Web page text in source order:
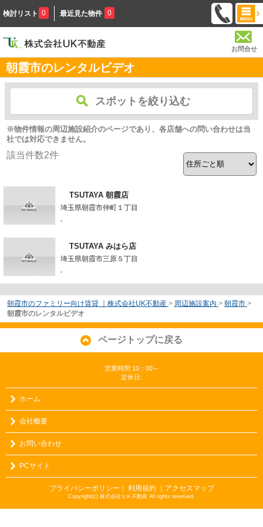
検討リスト 0 最近見た物件 0
お問合せ
朝霞市のレンタルビデオ
スポットを絞り込む
※物件情報の周辺施設紹介のページであり、各店舗への問い合わせは当
社では対応できません。
該当件数2件
TSUTAYA 朝霞店
埼玉県朝霞市仲町１丁目
-
TSUTAYA みはら店
埼玉県朝霞市三原５丁目
-
朝霞市のファミリー向け賃貸 ｜株式会社UK不動産 > 周辺施設案内 > 朝霞市 >
朝霞市のレンタルビデオ
ページトップに戻る
営業時間:10：00～
定休日:
ホーム
会社概要
お問い合わせ
PCサイト
プライバシーポリシー ｜ 利用規約 ｜アクセスマップ
Copyright(c) 株式会社ＵＫ不動産 All rights reserved.